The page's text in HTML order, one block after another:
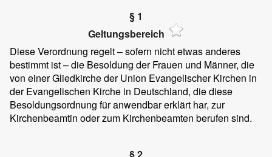
§ 1
Geltungsbereich
Diese Verordnung regelt – sofern nicht etwas anderes
bestimmt ist – die Besoldung der Frauen und Männer, die
von einer Gliedkirche der Union Evangelischer Kirchen in
der Evangelischen Kirche in Deutschland, die diese
Besoldungsordnung für anwendbar erklärt har, zur
Kirchenbeamtin oder zum Kirchenbeamten berufen sind.
§ 2